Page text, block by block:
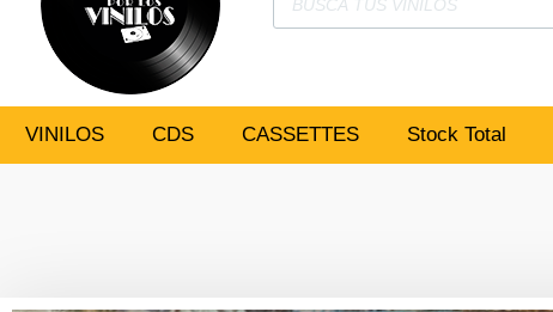
VINILOS CDS CASSETTES Stock Total